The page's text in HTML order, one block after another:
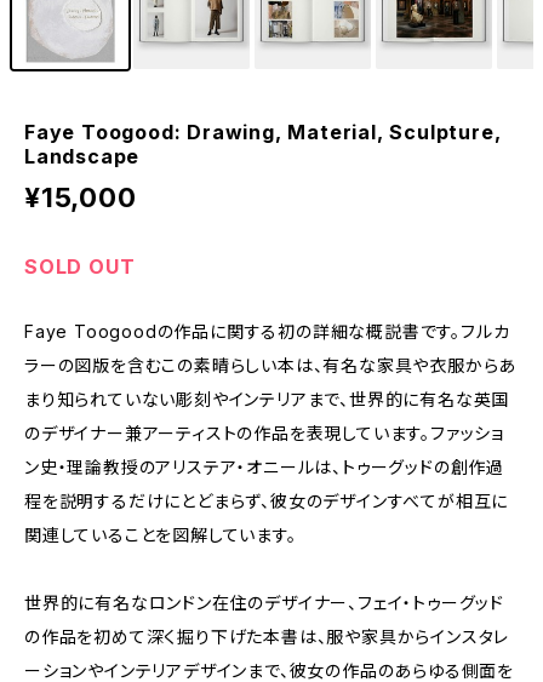
Faye Toogood: Drawing, Material, Sculpture,
Landscape
¥15,000
SOLD OUT
Faye Toogoodの作品に関する初の詳細な概説書です。フルカ
ラーの図版を含むこの素晴らしい本は、有名な家具や衣服からあ
まり知られていない彫刻やインテリアまで、世界的に有名な英国
のデザイナー兼アーティストの作品を表現しています。ファッショ
ン史・理論教授のアリステア・オニールは、トゥーグッドの創作過
程を説明するだけにとどまらず、彼女のデザインすべてが相互に
関連していることを図解しています。
世界的に有名なロンドン在住のデザイナー、フェイ・トゥーグッド
の作品を初めて深く掘り下げた本書は、服や家具からインスタレ
ーションやインテリアデザインまで、彼女の作品のあらゆる側面を